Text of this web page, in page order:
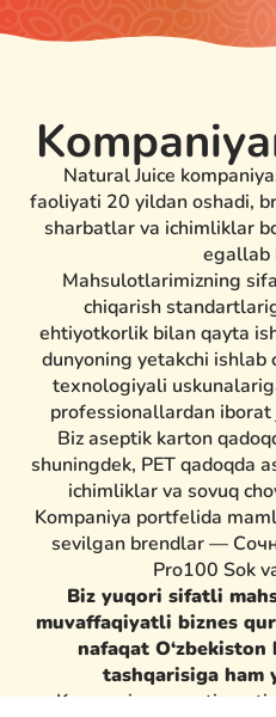
Natural Juice
faoliyati 20 yildan oshadi,
sharbatlar va ichimliklar
egallab
Mahsulotlarimizning
chiqarish
ehtiyotkorlik bilan qayta
dunyoning yetakchi ishlab
texnologiyali
professionallardan
Biz aseptik karton
shuningdek, PET qadoqda
ichimliklar va sovuq
Kompaniya portfelida
sevilgan brendlar —
Pro100 Sok
Biz yuqori sifatli
muvaffaqiyatli biznes
nafaqat
tashqarisiga ham
Kompaniya